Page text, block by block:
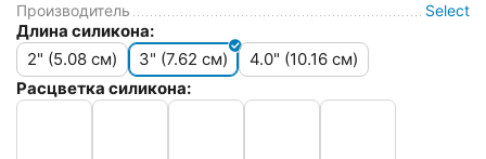
Производитель Select
Длина силикона:
2" (5.08 см)
3" (7.62 см)
4.0" (10.16 см)
Расцветка силикона: